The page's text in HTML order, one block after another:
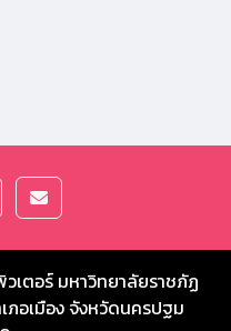
เตอร์ มหาวิทยาลัยราชภัฏ
ภอเมือง จังหวัดนครปฐม